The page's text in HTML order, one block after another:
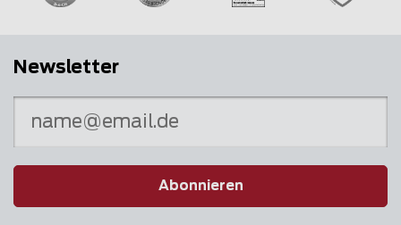
Newsletter
Abonnieren